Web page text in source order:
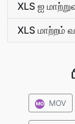
XLS ஐ
XLS மாற்றம்
MO MOV